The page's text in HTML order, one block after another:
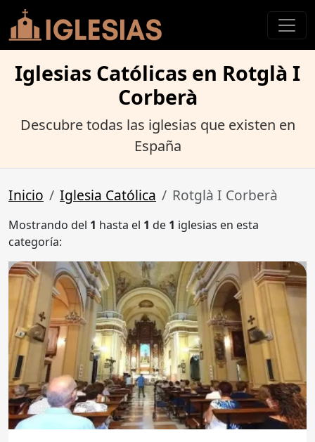
Iglesias Católicas en Rotglà I
Corberà
Descubre todas las iglesias que existen en
España
Inicio Iglesia Católica Rotglà I Corberà
Mostrando del 1 hasta el 1 de 1 iglesias en esta
categoría: